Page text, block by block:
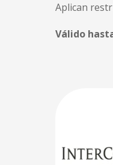
Aplican
Válido